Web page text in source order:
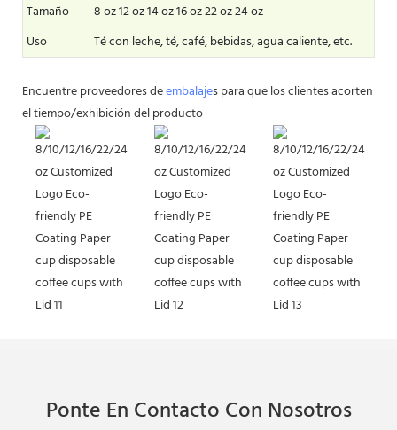
Tamaño
8 oz 12 oz 14 oz 16 oz 22 oz 24 oz
Uso
Té con leche, té, café, bebidas, agua caliente, etc.
Encuentre proveedores deembalajes para que los clientes acorten
el tiempo/exhibición del producto
Ponte En Contacto Con Nosotros